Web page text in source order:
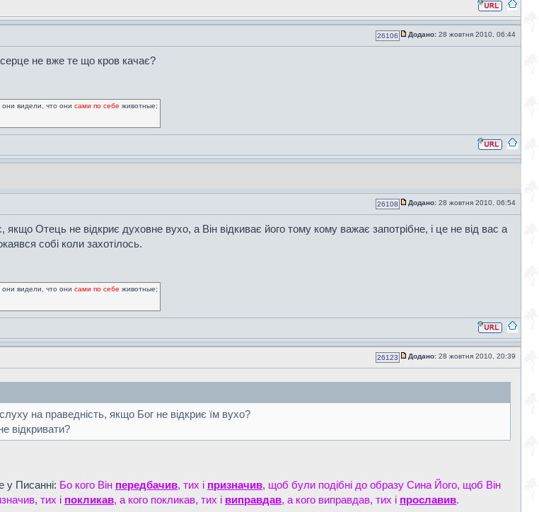
26106 Додано: 28 жовтня 2010, 06:44
не вже те що кров качає?
они видели, что они сами по себе животные;
26108 Додано: 28 жовтня 2010, 06:54
якщо Отець не відкриє духовне вухо, а Він відкиває його тому кому важає запотрібне, і це не від вас а
собі коли захотілось.
они видели, что они сами по себе животные;
26123 Додано: 28 жовтня 2010, 20:39
на праведність, якщо Бог не відкриє їм вухо?
відкривати?
у Писанні: Бо кого Він передбачив, тих і призначив, щоб були подібні до образу Сина Його, щоб Він
тих і покликав, а кого покликав, тих і виправдав, а кого виправдав, тих і прославив.